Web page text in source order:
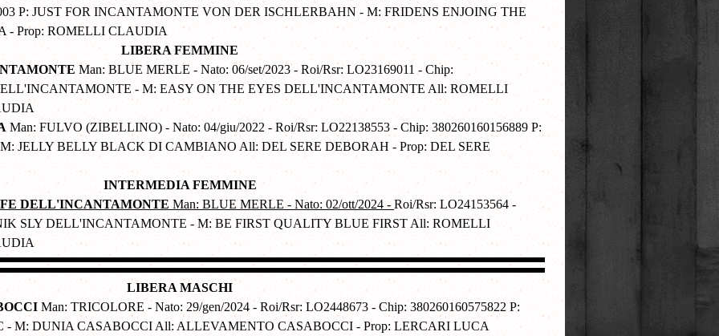
P: JUST FOR INCANTAMONTE VON DER ISCHLERBAHN - M: FRIDENS ENJOING THE
- Prop: ROMELLI CLAUDIA
LIBERA FEMMINE
Man: BLUE MERLE - Nato: 06/set/2023 - Roi/Rsr: LO23169011 - Chip:
- M: EASY ON THE EYES DELL'INCANTAMONTE All: ROMELLI
Man: FULVO (ZIBELLINO) - Nato: 04/giu/2022 - Roi/Rsr: LO22138553 - Chip: 380260160156889 P:
JELLY BELLY BLACK DI CAMBIANO All: DEL SERE DEBORAH - Prop: DEL SERE
INTERMEDIA FEMMINE
DELL'INCANTAMONTE Man: BLUE MERLE - Nato: 02/ott/2024 -Roi/Rsr: LO24153564 -
SLY DELL'INCANTAMONTE - M: BE FIRST QUALITY BLUE FIRST All: ROMELLI
LIBERA MASCHI
Man: TRICOLORE - Nato: 29/gen/2024 - Roi/Rsr: LO2448673 - Chip: 380260160575822 P:
M: DUNIA CASABOCCI All: ALLEVAMENTO CASABOCCI - Prop: LERCARI LUCA